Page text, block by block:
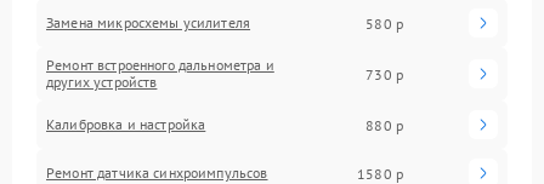
Замена микросхемы усилителя 580 р
Ремонт встроенного дальнометра и
других устройств
730 р
Калибровка и настройка 880 р
Ремонт датчика синхроимпульсов 1580 р